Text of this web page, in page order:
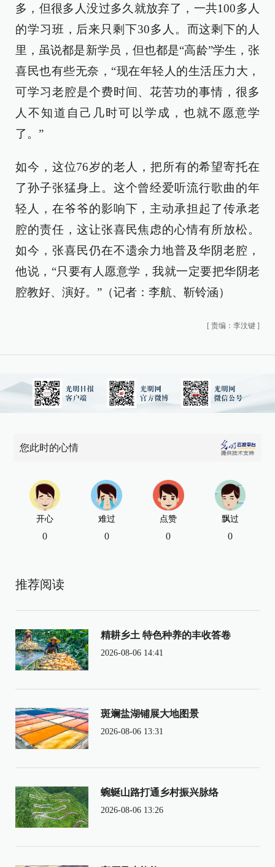
多，但很多人没过多久就放弃了，一共100多人
的学习班，后来只剩下30多人。而这剩下的人
里，虽说都是新学员，但也都是“高龄”学生，张
喜民也有些无奈，“现在年轻人的生活压力大，
可学习老腔是个费时间、花苦功的事情，很多
人不知道自己几时可以学成，也就不愿意学
了。”
如今，这位76岁的老人，把所有的希望寄托在
了孙子张猛身上。这个曾经爱听流行歌曲的年
轻人，在爷爷的影响下，主动承担起了传承老
腔的责任，这让张喜民焦虑的心情有所放松。
如今，张喜民仍在不遗余力地普及华阴老腔，
他说，“只要有人愿意学，我就一定要把华阴老
腔教好、演好。”（记者：李航、靳铃涵）
[ 责编：李汶键 ]
您此时的心情
开心
0
难过
0
点赞
0
飘过
0
推荐阅读
精耕乡土 特色种养的丰收答卷
2026-08-06 14:41
斑斓盐湖铺展大地图景
2026-08-06 13:31
蜿蜒山路打通乡村振兴脉络
2026-08-06 13:26